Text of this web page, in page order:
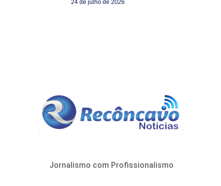
24 de julho de 2026
Jornalismo com Profissionalismo